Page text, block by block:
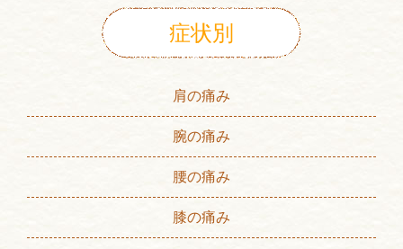
症状別
肩の痛み
腕の痛み
腰の痛み
膝の痛み